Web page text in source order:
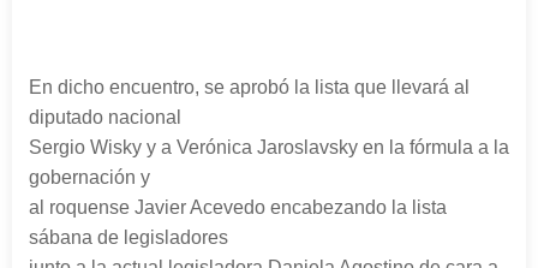
En dicho encuentro, se aprobó la lista que llevará al
diputado nacional
Sergio Wisky y a Verónica Jaroslavsky en la fórmula a la
gobernación y
al roquense Javier Acevedo encabezando la lista
sábana de legisladores